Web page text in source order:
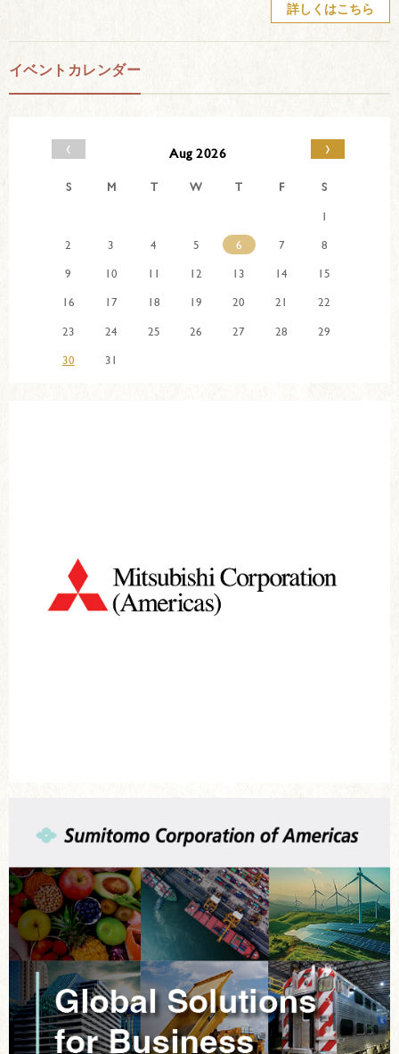
詳しくはこちら
イベントカレンダー
‹ Aug 2026 ›
S M T W T F
S
1
2
3 4 5 6 7
8
9
10 11 12 13 14
15
16
17 18 19 20 21
22
23
24 25 26 27 28
29
30
31